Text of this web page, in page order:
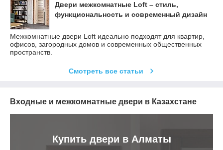
Двери межкомнатные Loft – стиль,
функциональность и современный дизайн
Межкомнатные двери Loft идеально подходят для квартир,
офисов, загородных домов и современных общественных
пространств.
Смотреть все статьи
Входные и межкомнатные двери в Казахстане
Купить двери в Алматы